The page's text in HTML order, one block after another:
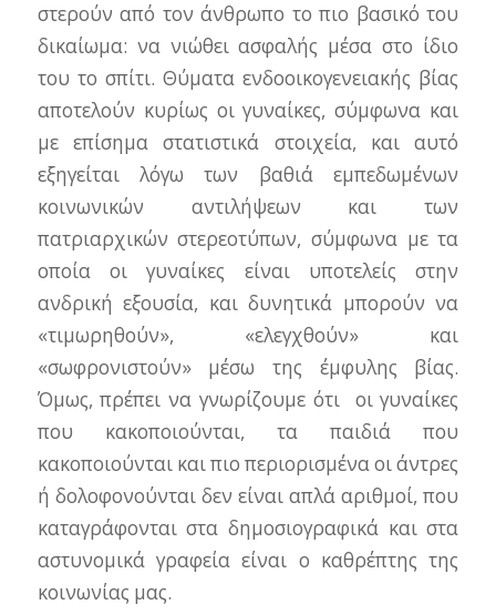
στερούν από τον άνθρωπο το πιο βασικό του
δικαίωμα: να νιώθει ασφαλής μέσα στο ίδιο
του το σπίτι. Θύματα ενδοοικογενειακής βίας
αποτελούν κυρίως οι γυναίκες, σύμφωνα και
με επίσημα στατιστικά στοιχεία, και αυτό
εξηγείται λόγω των
βαθιά εμπεδωμένων
κοινωνικών αντιλήψεων και των
πατριαρχικών στερεοτύπων, σύμφωνα με τα
οποία οι γυναίκες είναι υποτελείς στην
ανδρική εξουσία, και δυνητικά μπορούν να
«τιμωρηθούν», «ελεγχθούν» και
«σωφρονιστούν» μέσω της έμφυλης βίας.
Όμως, πρέπει να γνωρίζουμε ότι οι γυναίκες
που κακοποιούνται, τα παιδιά που
κακοποιούνται και πιο περιορισμένα οι άντρες
ή δολοφονούνται δεν είναι απλά αριθμοί, που
καταγράφονται στα δημοσιογραφικά και στα
αστυνομικά γραφεία είναι ο καθρέπτης της
κοινωνίας μας.